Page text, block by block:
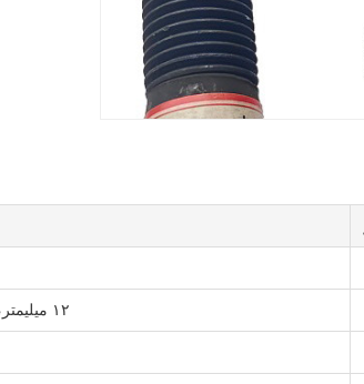
۱۲ میلیمتر، ۹۰ میلیمتر، ۲۰۰ میلیمتر، ۳۶۰ میلیمتر